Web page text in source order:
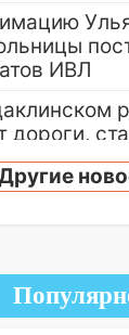
ИВЛ
под